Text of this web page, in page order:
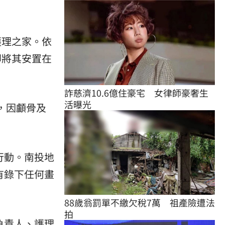
之家。依
其安置在
因顱骨及
。 南投地
下任何畫
詐慈濟10.6億住豪宅　女律師豪奢生
活曝光
88歲翁罰單不繳欠稅7萬　祖產險遭法
拍